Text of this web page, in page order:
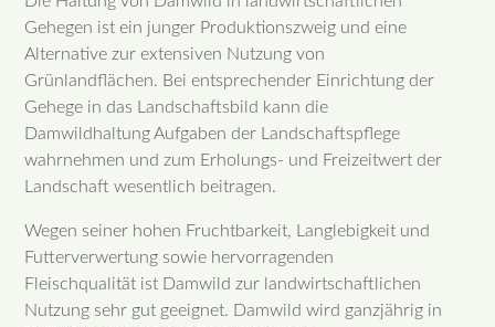
Gehegen ist ein junger Produktionszweig und eine
Alternative zur extensiven Nutzung von
Grünlandflächen. Bei entsprechender Einrichtung der
Gehege in das Landschaftsbild kann die
Damwildhaltung Aufgaben der Landschaftspflege
wahrnehmen und zum Erholungs- und Freizeitwert der
Landschaft wesentlich beitragen.
Wegen seiner hohen Fruchtbarkeit, Langlebigkeit und
Futterverwertung sowie hervorragenden
Fleischqualität ist Damwild zur landwirtschaftlichen
Nutzung sehr gut geeignet. Damwild wird ganzjährig in